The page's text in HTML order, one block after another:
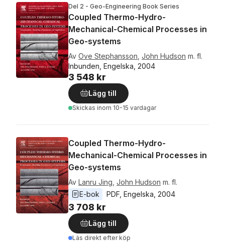
Del 2 - Geo-Engineering Book Series
Coupled Thermo-Hydro-
Mechanical-Chemical Processes in
Geo-systems
Av Ove Stephansson John Hudson m. fl.
Inbunden, Engelska, 2004
3 548 kr
Lägg till
Skickas inom 10-15 vardagar
Coupled Thermo-Hydro-
Mechanical-Chemical Processes in
Geo-systems
Av Lanru Jing John Hudson m. fl.
E-bok
PDF Engelska 2004
3 708 kr
Lägg till
Läs direkt efter köp